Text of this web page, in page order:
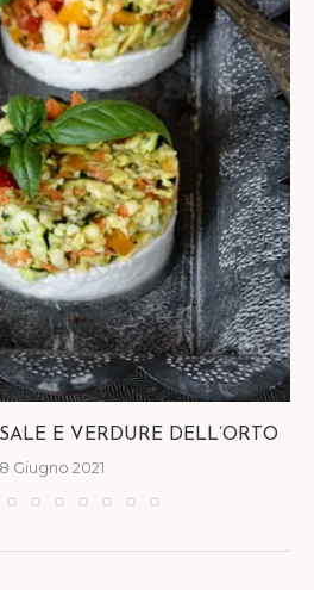
E VERDURE DELL’ORTO
Giugno 2021